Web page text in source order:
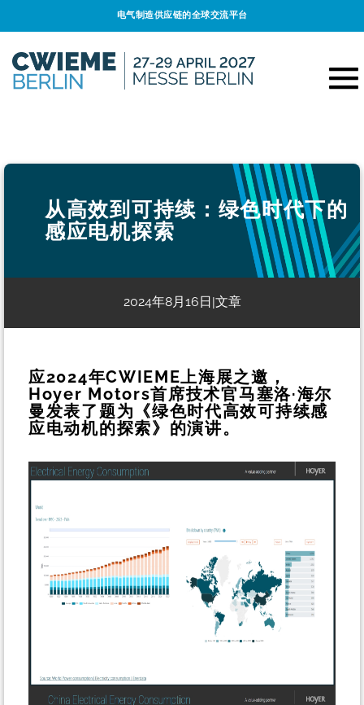
电气制造供应链的全球交流平台
从高效到可持续：绿色时代下的
感应电机探索
2024年8月16日|文章
应2024年CWIEME上海展之邀，
Hoyer Motors首席技术官马塞洛·海尔
曼发表了题为《绿色时代高效可持续感
应电动机的探索》的演讲。